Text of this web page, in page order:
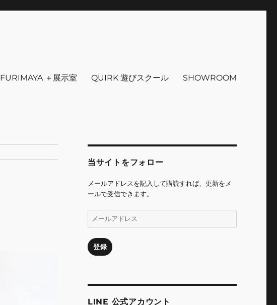
FURIMAYA ＋展示室 QUIRK 遊びスクール SHOWROOM
当サイトをフォロー
メールアドレスを記入して購読すれば、更新をメ
ールで受信できます。
ー
ア
ド
登録
LINE 公式アカウント